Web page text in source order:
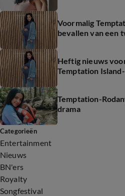
Voormalig
bevallen van een
Heftig nieuws
Temptation
Temptation-
drama
Categorieën
Entertainment
Nieuws
BN'ers
Royalty
Songfestival